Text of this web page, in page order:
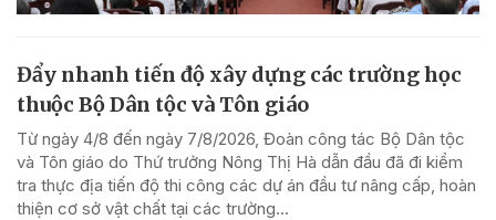
Đẩy nhanh tiến độ xây dựng các trường học
thuộc Bộ Dân tộc và Tôn giáo
Từ ngày 4/8 đến ngày 7/8/2026, Đoàn công tác Bộ Dân tộc
và Tôn giáo do Thứ trưởng Nông Thị Hà dẫn đầu đã đi kiểm
tra thực địa tiến độ thi công các dự án đầu tư nâng cấp, hoàn
thiện cơ sở vật chất tại các trường...